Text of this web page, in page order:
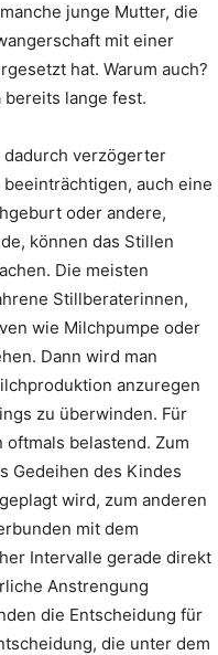
junge Mutter, die
mit einer
hat. Warum auch?
bereits lange fest.
verzögerter
auch eine
oder andere,
können das Stillen
Die meisten
Stillberaterinnen,
wie Milchpumpe oder
Dann wird man
anzuregen
zu überwinden. Für
belastend. Zum
Gedeihen des Kindes
wird, zum anderen
mit dem
Intervalle gerade direkt
Anstrengung
die Entscheidung für
die unter dem